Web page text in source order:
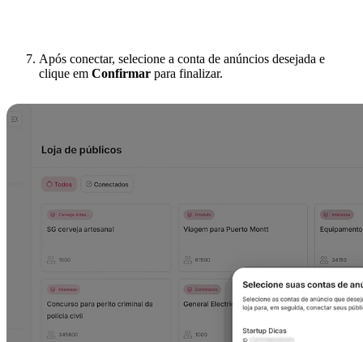
Após conectar, selecione a conta de anúncios desejada e
clique em Confirmar para finalizar.